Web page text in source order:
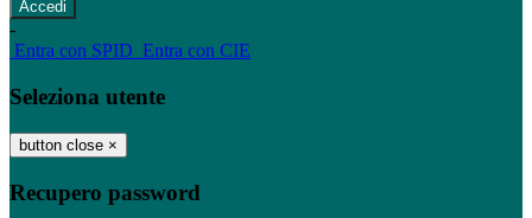
-
Entra con SPID Entra con CIE
Seleziona utente
button close ×
Recupero password